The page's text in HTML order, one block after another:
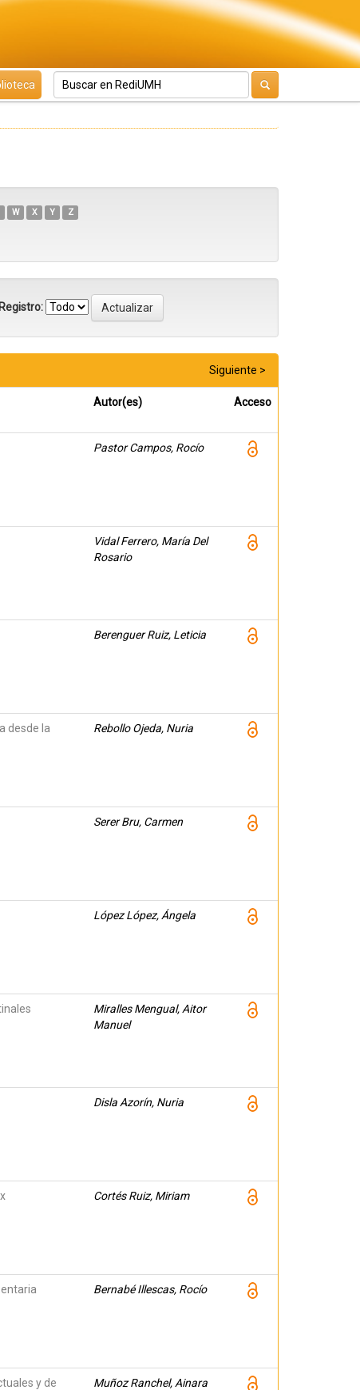
W X Y Z
Siguiente >
Autor(es) Acceso
Pastor Campos, Rocío
Vidal Ferrero, María Del
Rosario
Berenguer Ruiz, Leticia
desde la
Rebollo Ojeda, Nuria
Serer Bru, Carmen
López López, Ángela
Miralles Mengual, Aitor
Manuel
Disla Azorín, Nuria
Cortés Ruiz, Miriam
Bernabé Illescas, Rocío
y de
Muñoz Ranchel, Ainara